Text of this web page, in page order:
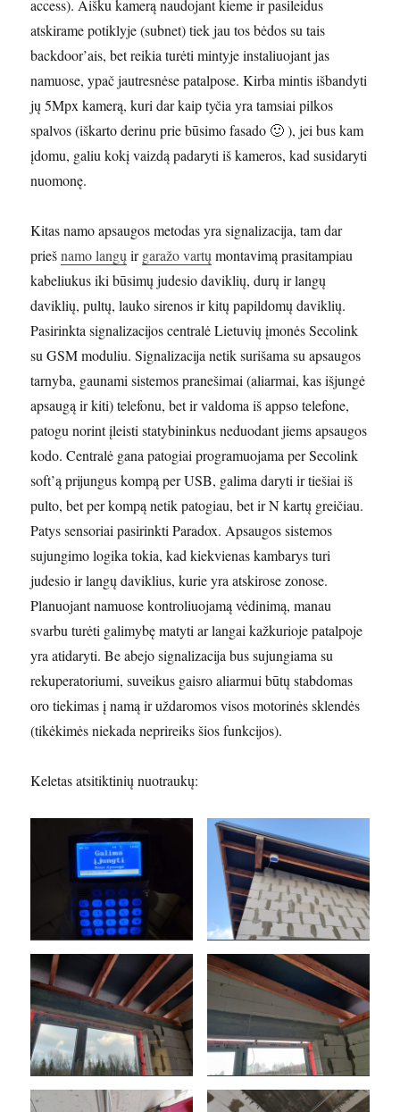
access). Aišku kamerą naudojant kieme ir pasileidus
atskirame potiklyje (subnet) tiek jau tos bėdos su tais
backdoor’ais, bet reikia turėti mintyje instaliuojant jas
namuose, ypač jautresnėse patalpose. Kirba mintis išbandyti
jų 5Mpx kamerą, kuri dar kaip tyčia yra tamsiai pilkos
spalvos (iškarto derinu prie būsimo fasado 🙂 ), jei bus kam
įdomu, galiu kokį vaizdą padaryti iš kameros, kad susidaryti
nuomonę.
Kitas namo apsaugos metodas yra signalizacija, tam dar
priešnamo langų irgaražo vartų montavimą prasitampiau
kabeliukus iki būsimų judesio daviklių, durų ir langų
daviklių, pultų, lauko sirenos ir kitų papildomų daviklių.
Pasirinkta signalizacijos centralė Lietuvių įmonės Secolink
su GSM moduliu. Signalizacija netik surišama su apsaugos
tarnyba, gaunami sistemos pranešimai (aliarmai, kas išjungė
apsaugą ir kiti) telefonu, bet ir valdoma iš appso telefone,
patogu norint įleisti statybininkus neduodant jiems apsaugos
kodo. Centralė gana patogiai programuojama per Secolink
soft’ą prijungus kompą per USB, galima daryti ir tiešiai iš
pulto, bet per kompą netik patogiau, bet ir N kartų greičiau.
Patys sensoriai pasirinkti Paradox. Apsaugos sistemos
sujungimo logika tokia, kad kiekvienas kambarys turi
judesio ir langų daviklius, kurie yra atskirose zonose.
Planuojant namuose kontroliuojamą vėdinimą, manau
svarbu turėti galimybę matyti ar langai kažkurioje patalpoje
yra atidaryti. Be abejo signalizacija bus sujungiama su
rekuperatoriumi, suveikus gaisro aliarmui būtų stabdomas
oro tiekimas į namą ir uždaromos visos motorinės sklendės
(tikėkimės niekada neprireiks šios funkcijos).
Keletas atsitiktinių nuotraukų: